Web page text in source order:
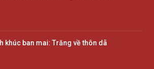
khúc ban mai: Trăng về thôn dã